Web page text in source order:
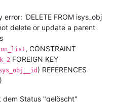
'DELETE FROM isys_obj
delete or update a parent
, CONSTRAINT
FOREIGN KEY
) REFERENCES
dem Status "gelöscht"